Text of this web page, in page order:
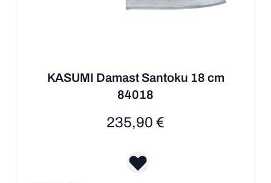
KASUMI Damast Santoku 18 cm
84018
235,90 €